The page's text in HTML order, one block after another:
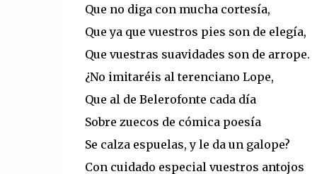
Que no diga con mucha cortesía,
Que ya que vuestros pies son de elegía,
Que vuestras suavidades son de arrope.
¿No imitaréis al terenciano Lope,
Que al de Belerofonte cada día
Sobre zuecos de cómica poesía
Se calza espuelas, y le da un galope?
Con cuidado especial vuestros antojos